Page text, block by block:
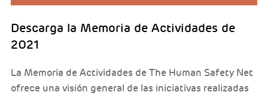
Descarga la Memoria de Actividades de
2021
La Memoria de Actividades de The Human Safety Net
ofrece una visión general de las iniciativas realizadas